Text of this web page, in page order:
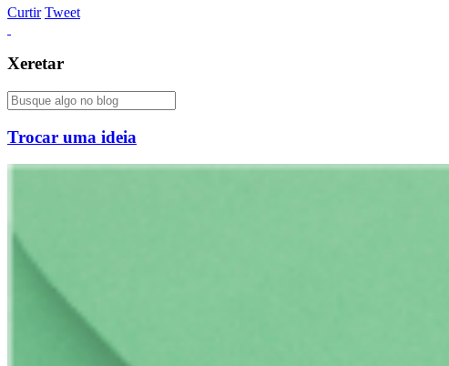
Curtir Tweet
Xeretar
Trocar uma ideia